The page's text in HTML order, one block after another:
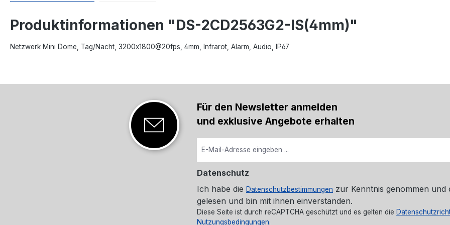
Produktinformationen "DS-2CD2563G2-IS(4mm)"
Netzwerk Mini Dome, Tag/Nacht, 3200x1800@20fps, 4mm, Infrarot, Alarm, Audio, IP67
Für den Newsletter anmelden
und exklusive Angebote erhalten
Datenschutz
Ich habe die Datenschutzbestimmungen zur Kenntnis genommen und
gelesen und bin mit ihnen einverstanden.
Diese Seite ist durch reCAPTCHA geschützt und es gelten die
Nutzungsbedingungen.